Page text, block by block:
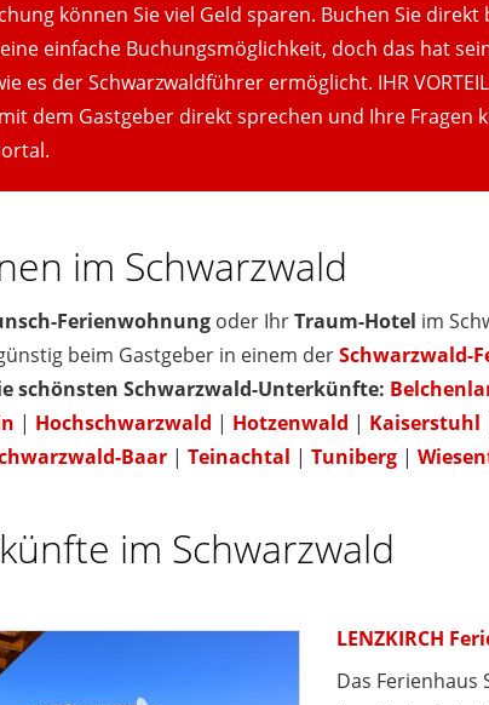
können Sie viel Geld sparen. Buchen Sie
einfache Buchungsmöglichkeit, doch das hat
es der Schwarzwaldführer ermöglicht. IHR
dem Gastgeber direkt sprechen und Ihre
im Schwarzwald
Ferienwohnung oder IhrTraum-Hotel im
beim Gastgeber in einem derSchwarzwald-
schönsten Schwarzwald-Unterkünfte:
| Hochschwarzwald | Hotzenwald | Kaiserstuhl
Baar | Teinachtal | Tuniberg |
im Schwarzwald
LENZKIRCH
Das